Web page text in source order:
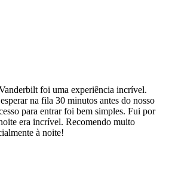
foi uma experiência incrível.
na fila 30 minutos antes do nosso
para entrar foi bem simples. Fui por
era incrível. Recomendo muito
à noite!